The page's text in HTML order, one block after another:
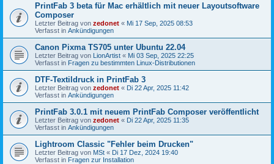
PrintFab 3 beta für Mac erhältlich mit neuer Layoutsoftware
Composer
Letzter Beitrag von zedonet « Mi 17 Sep, 2025 08:53
Verfasst in Ankündigungen
Canon Pixma TS705 unter Ubuntu 22.04
Letzter Beitrag von LionArtist « Mi 03 Sep, 2025 22:25
Verfasst in Fragen zu bestimmten Linux-Distributionen
DTF-Textildruck in PrintFab 3
Letzter Beitrag von zedonet « Di 22 Apr, 2025 11:42
Verfasst in Ankündigungen
PrintFab 3.0.1 mit neuem PrintFab Composer veröffentlicht
Letzter Beitrag von zedonet « Di 22 Apr, 2025 11:35
Verfasst in Ankündigungen
Lightroom Classic "Fehler beim Drucken"
Letzter Beitrag von MSt « Di 17 Dez, 2024 19:40
Verfasst in Fragen zur Installation